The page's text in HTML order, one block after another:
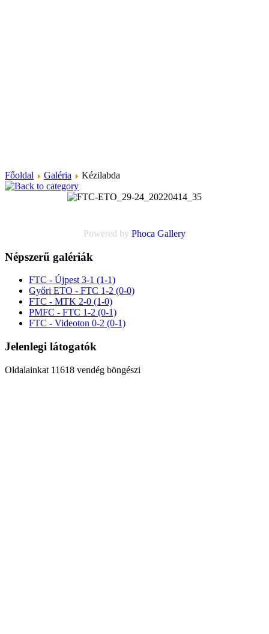
Főoldal Galéria Kézilabda
Powered by Phoca Gallery
Népszerű galériák
FTC - Újpest 3-1 (1-1)
Győri ETO - FTC 1-2 (0-0)
FTC - MTK 2-0 (1-0)
PMFC - FTC 1-2 (0-1)
FTC - Videoton 0-2 (0-1)
Jelenlegi látogatók
Oldalainkat 11618 vendég böngészi